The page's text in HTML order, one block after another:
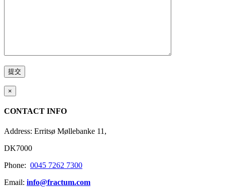
×
CONTACT INFO
Address: Erritsø Møllebanke 11,
DK7000
Phone: 0045 7262 7300
Email: info@fractum.com